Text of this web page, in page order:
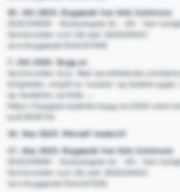
30. Okt 2025: Byggesak hos Oslo kommune
2025/09099 - Rostockgata 61 - 85 - fem
Vannkunsten syd (DL-sak 202020463)
/pro/byggesak/Oslo/67000
7. Okt 2025: Bygg.no
Vannkunsten Syd. Med iøynefallende
leiligheter, omgitt av kanaler og
og Veidekke utviklet ...
https://byggeprosjekter.bygg.no/2025-oslo/
syd/2839722
18. Sep 2025: Manuell research
17. Sep 2025: Byggesak hos Oslo kommune
2025/09099 - Rostockgata 61 - 85 - fem
Vannkunsten syd (DL-sak 202020463)
/pro/byggesak/Oslo/67000